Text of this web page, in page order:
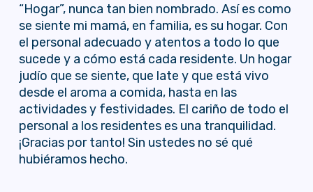
“Hogar”, nunca tan bien nombrado. Así es como
se siente mi mamá, en familia, es su hogar. Con
el personal adecuado y atentos a todo lo que
sucede y a cómo está cada residente. Un hogar
judío que se siente, que late y que está vivo
desde el aroma a comida, hasta en las
actividades y festividades. El cariño de todo el
personal a los residentes es una tranquilidad.
¡Gracias por tanto! Sin ustedes no sé qué
hubiéramos hecho.